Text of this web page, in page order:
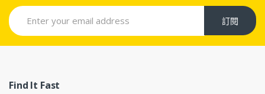
訂閱
Find It Fast